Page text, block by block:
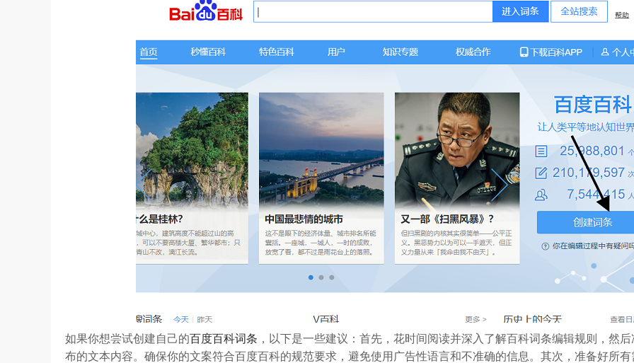
如果你想尝试创建自己的百度百科词条 ，以下是一些建议：首先，花时间阅读并深入了解百科词条编辑规则，然
布的文本内容。确保你的文案符合百度百科的规范要求，避免使用广告性语言和不准确的信息。其次，准备好所